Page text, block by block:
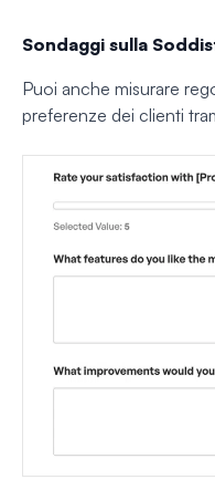
Sondaggi sulla
Puoi anche misurare
preferenze dei clienti